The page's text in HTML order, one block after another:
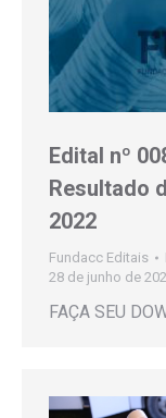
Edital nº
Resultado
2022
Fundacc Editais
28 de junho de
FAÇA SEU